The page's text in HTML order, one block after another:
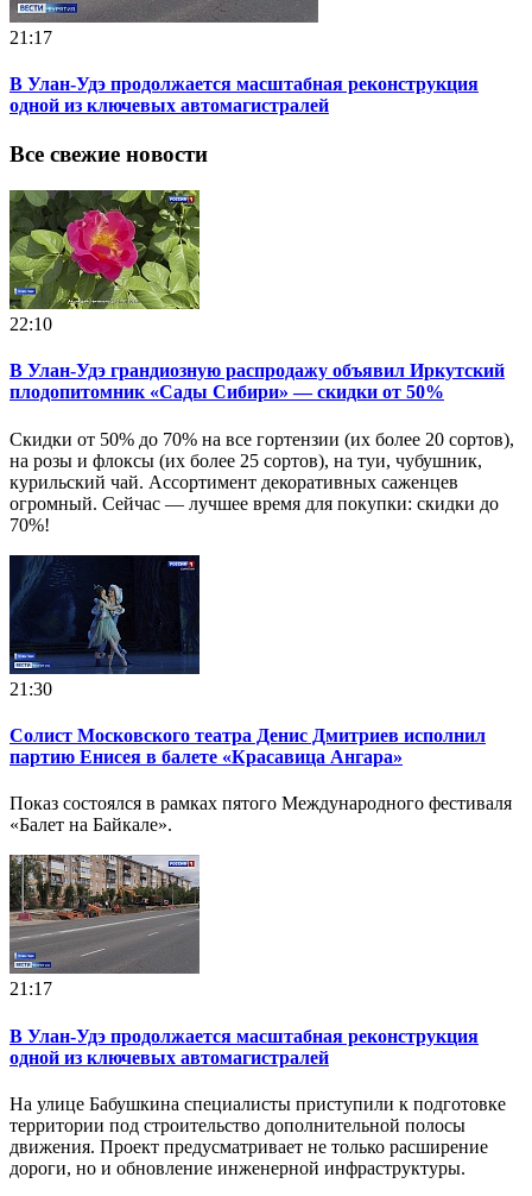
21:17
В Улан-Удэ продолжается масштабная реконструкция
одной из ключевых автомагистралей
Все свежие новости
22:10
В Улан-Удэ грандиозную распродажу объявил Иркутский
плодопитомник «Сады Сибири» — скидки от 50%
Скидки от 50% до 70% на все гортензии (их более 20 сортов),
на розы и флоксы (их более 25 сортов), на туи, чубушник,
курильский чай. Ассортимент декоративных саженцев
огромный. Сейчас — лучшее время для покупки: скидки до
70%!
21:30
Солист Московского театра Денис Дмитриев исполнил
партию Енисея в балете «Красавица Ангара»
Показ состоялся в рамках пятого Международного фестиваля
«Балет на Байкале».
21:17
В Улан-Удэ продолжается масштабная реконструкция
одной из ключевых автомагистралей
На улице Бабушкина специалисты приступили к подготовке
территории под строительство дополнительной полосы
движения. Проект предусматривает не только расширение
дороги, но и обновление инженерной инфраструктуры.